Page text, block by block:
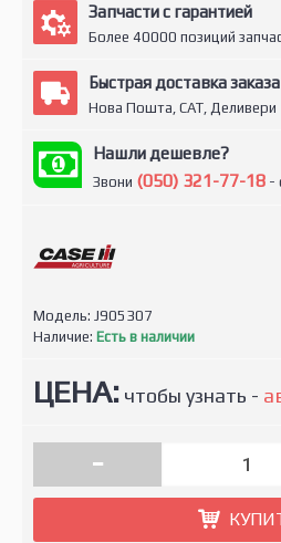
Запчасти с гарантией
Более 40000 позиций
Быстрая доставка заказа
Нова Пошта, САТ, Деливери
Нашли дешевле?
Звони (050) 321-77-18 -
Модель: J905307
Наличие: Есть в наличии
ЦЕНА: чтобы узнать -
-